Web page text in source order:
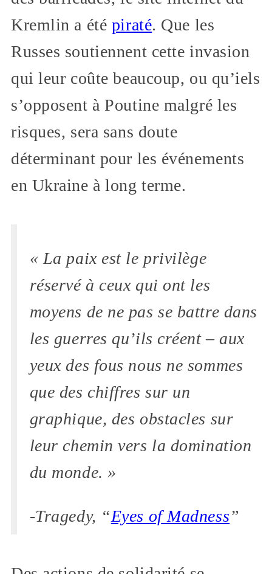
Kremlin a été piraté. Que les
Russes soutiennent cette invasion
qui leur coûte beaucoup, ou qu’iels
s’opposent à Poutine malgré les
risques, sera sans doute
déterminant pour les événements
en Ukraine à long terme.
« La paix est le privilège
réservé à ceux qui ont les
moyens de ne pas se battre dans
les guerres qu’ils créent – aux
yeux des fous nous ne sommes
que des chiffres sur un
graphique, des obstacles sur
leur chemin vers la domination
du monde. »
-Tragedy, “Eyes of Madness”